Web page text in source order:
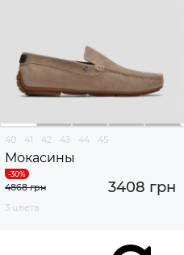
40 41 42 43 44 45
Мокасины
3408 грн
4868 грн
3 цвета